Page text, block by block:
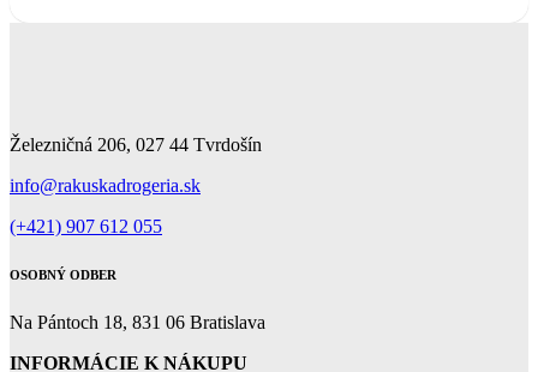
Železničná 206, 027 44 Tvrdošín
info@rakuskadrogeria.sk
(+421) 907 612 055
OSOBNÝ ODBER
Na Pántoch 18, 831 06 Bratislava
INFORMÁCIE K NÁKUPU